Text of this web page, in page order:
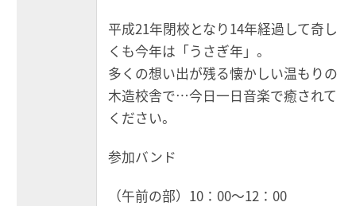
平成21年閉校となり14年経過して奇し
くも今年は「うさぎ年」。
多くの想い出が残る懐かしい温もりの
木造校舎で…今日一日音楽で癒されて
ください。
参加バンド
（午前の部）10：00～12：00